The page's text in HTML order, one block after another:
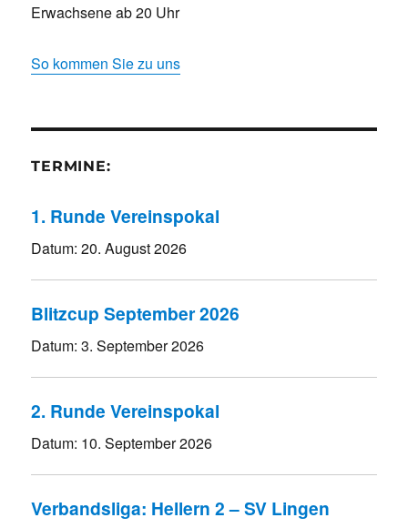
Erwachsene ab 20 Uhr
So kommen Sie zu uns
TERMINE:
1. Runde Vereinspokal
Datum:20. August 2026
Blitzcup September 2026
Datum:3. September 2026
2. Runde Vereinspokal
Datum: 10. September 2026
Verbandsliga: Hellern 2 – SV Lingen